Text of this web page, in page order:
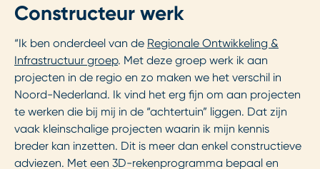
Constructeur werk
“Ik ben onderdeel van de Regionale Ontwikkeling &
Infrastructuur groep. Met deze groep werk ik aan
projecten in de regio en zo maken we het verschil in
Noord-Nederland. Ik vind het erg fijn om aan projecten
te werken die bij mij in de “achtertuin” liggen. Dat zijn
vaak kleinschalige projecten waarin ik mijn kennis
breder kan inzetten. Dit is meer dan enkel constructieve
adviezen. Met een 3D-rekenprogramma bepaal en